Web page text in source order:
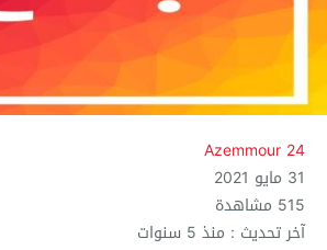
Azemmour 24
31 مايو 2021
515 مشاهدة
آخر تحديث : منذ 5 سنوات